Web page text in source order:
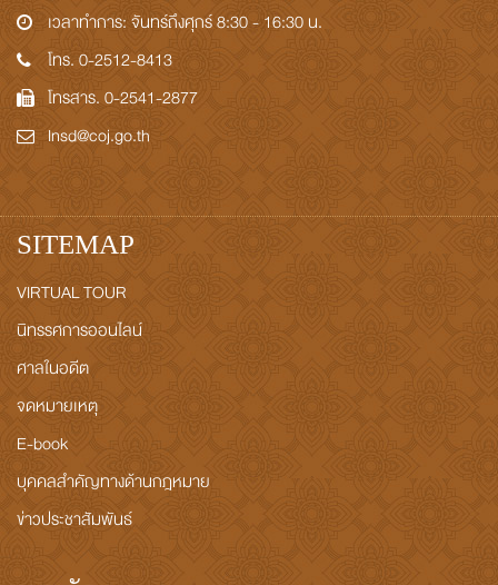
เวลาทำการ: จันทร์ถึงศุกร์ 8:30 - 16:30 น.
โทร. 0-2512-8413
โทรสาร. 0-2541-2877
Insd@coj.go.th
SITEMAP
VIRTUAL TOUR
นิทรรศการออนไลน์
ศาลในอดีต
จดหมายเหตุ
E-book
บุคคลสำคัญทางด้านกฎหมาย
ข่าวประชาสัมพันธ์